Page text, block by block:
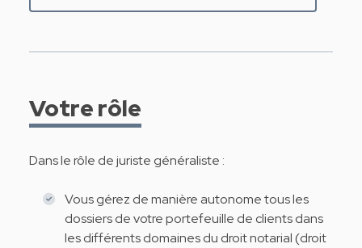
Votre rôle
Dans le rôle de juriste généraliste :
Vous gérez de manière autonome tous les
dossiers de votre portefeuille de clients dans
les différents domaines du droit notarial (droit